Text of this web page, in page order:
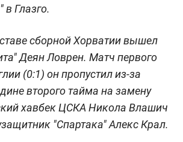
Глазго.
сборной Хорватии вышел
Деян Ловрен. Матч первого
(0:1) он пропустил из-за
второго тайма на замену
хавбек ЦСКА Никола Влашич
"Спартака" Алекс Крал.